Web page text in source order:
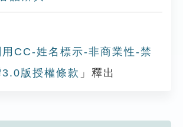
用CC-姓名標示-非商業性-禁
版授權條款 」釋出